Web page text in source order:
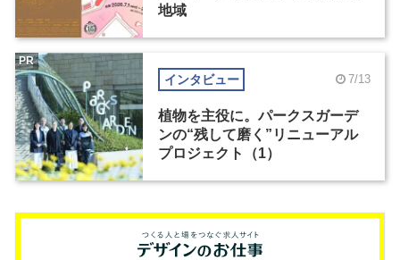
地域
インタビュー 7/13
植物を主役に。パークスガーデ
ンの“残して磨く”リニューアル
プロジェクト（1）
PR